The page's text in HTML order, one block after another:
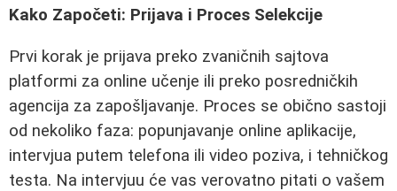
Kako Započeti: Prijava i Proces Selekcije
Prvi korak je prijava preko zvaničnih sajtova
platformi za online učenje ili preko posredničkih
agencija za zapošljavanje. Proces se obično sastoji
od nekoliko faza: popunjavanje online aplikacije,
intervjua putem telefona ili video poziva, i tehničkog
testa. Na intervjuu će vas verovatno pitati o vašem